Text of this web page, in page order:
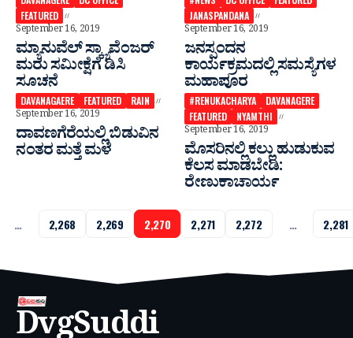
FEATURED
September 16, 2019
ಮ್ಯಾನುವೆಲ್ ಸ್ಕ್ಯಾವೆಂಜರ್
ಮರು ಸಮೀಕ್ಷೆಗೆ ಡಿಸಿ
ಸೂಚನೆ
JANASPANDANA
September 16, 2019
ಜನಸ್ಪಂದನ
ಕಾರ್ಯಕ್ರಮದಲ್ಲಿ ಸಮಸ್ಯೆಗಳ
ಮಹಾಪೂರ
DAVANAGAERE FEATURED RAIN
September 16, 2019
ದಾವಣಗೆರೆಯಲ್ಲಿ ಬಿಡುವಿನ
ನಂತರ ಮತ್ತೆ ಮಳೆ
#RENUKACHARYA
DAVANAGERE
FEATURED
NYAMTHI
September 16, 2019
ಮೊಸರಿನಲ್ಲಿ ಕಲ್ಲು ಹುಡುಕುವ
ಕೆಲಸ ಮಾಡಬೇಡಿ:
ರೇಣುಕಾಚಾರ್ಯ
… 2,268 2,269 2,270 2,271 2,272 … 2,281